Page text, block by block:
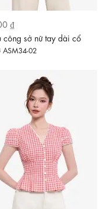
₫
công sở nữ tay dài cổ
ASM34-02